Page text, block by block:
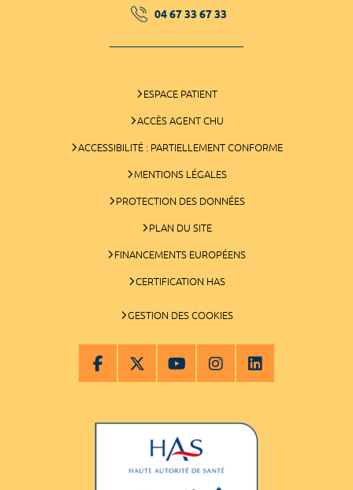
04 67 33 67 33
ESPACE PATIENT
ACCÈS AGENT CHU
ACCESSIBILITÉ : PARTIELLEMENT CONFORME
MENTIONS LÉGALES
PROTECTION DES DONNÉES
PLAN DU SITE
FINANCEMENTS EUROPÉENS
CERTIFICATION HAS
GESTION DES COOKIES